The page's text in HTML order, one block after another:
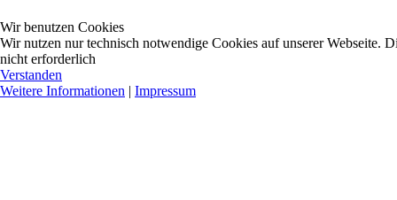
Wir benutzen Cookies
Wir nutzen nur technisch notwendige Cookies auf unserer Webseite.
nicht erforderlich
Verstanden
Weitere Informationen | Impressum